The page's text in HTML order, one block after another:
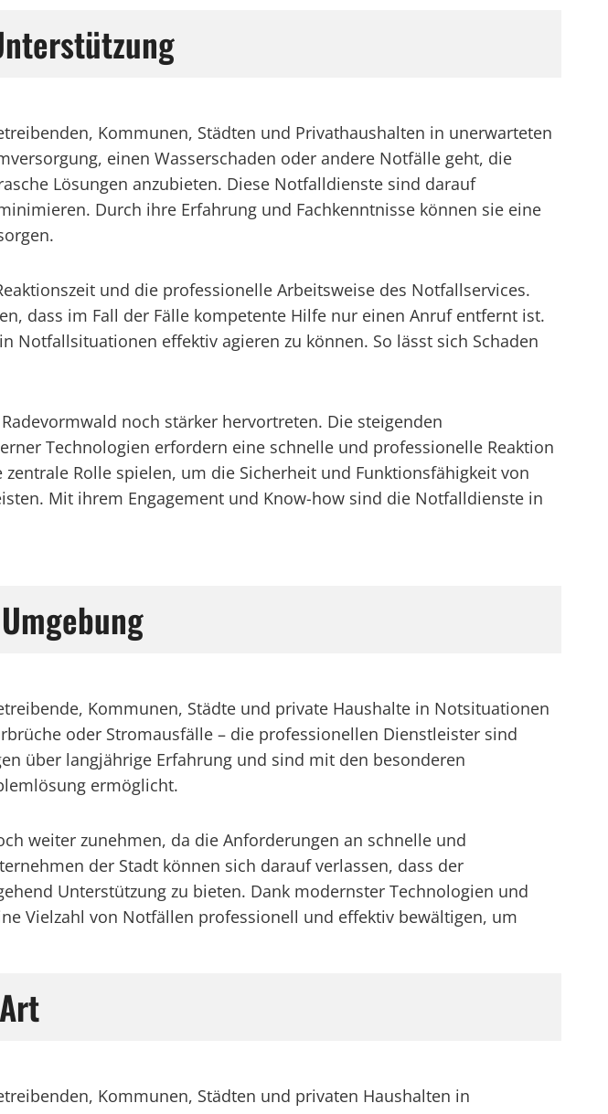
Kommunen, Städten und Privathaushalten in unerwarteten
einen Wasserschaden oder andere Notfälle geht, die
Lösungen anzubieten. Diese Notfalldienste sind darauf
Durch ihre Erfahrung und Fachkenntnisse können sie eine
und die professionelle Arbeitsweise des Notfallservices.
dass im Fall der Fälle kompetente Hilfe nur einen Anruf entfernt ist.
effektiv agieren zu können. So lässt sich Schaden
noch stärker hervortreten. Die steigenden
Technologien erfordern eine schnelle und professionelle Reaktion
Rolle spielen, um die Sicherheit und Funktionsfähigkeit von
Mit ihrem Engagement und Know-how sind die Notfalldienste in
Kommunen, Städte und private Haushalte in Notsituationen
oder Stromausfälle – die professionellen Dienstleister sind
über langjährige Erfahrung und sind mit den besonderen
ermöglicht.
weiter zunehmen, da die Anforderungen an schnelle und
der Stadt können sich darauf verlassen, dass der
Unterstützung zu bieten. Dank modernster Technologien und
Vielzahl von Notfällen professionell und effektiv bewältigen, um
Kommunen, Städten und privaten Haushalten in